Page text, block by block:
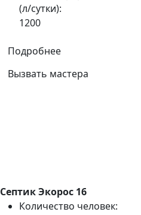
(л/сутки):
1200
Подробнее
Вызвать мастера
Септик Экорос 16
Количество человек: